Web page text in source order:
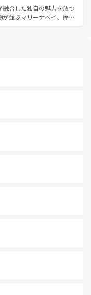
の人々、仏教を中心とし
、訪れる旅人を魅了し続
るのも魅力。息をのむよ
香港を存分に楽しみ尽く
合した独自の魅力を放つ
並ぶマリーナベイ、歴史
しめる外せないスポット